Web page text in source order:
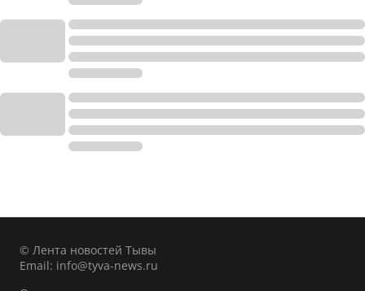
© Лента новостей Тывы
Email: info@tyva-news.ru